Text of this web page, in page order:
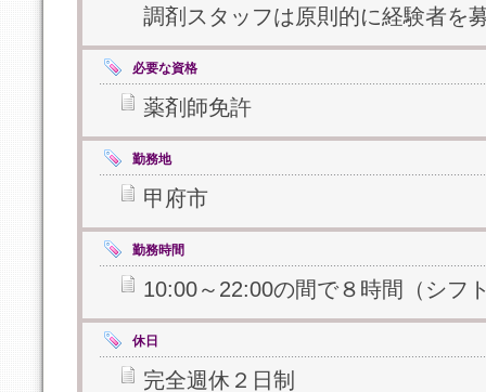
調剤スタッフは原則的に経験者を
必要な資格
薬剤師免許
勤務地
甲府市
勤務時間
10:00～22:00の間で８時間（シフ
休日
完全週休２日制